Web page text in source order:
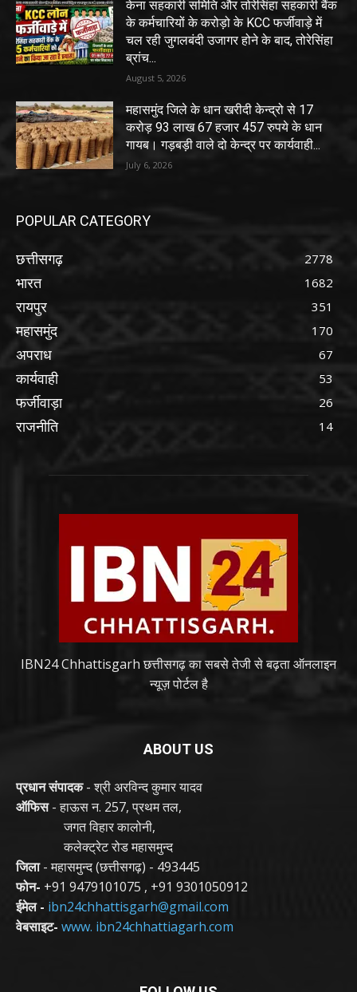
केना सहकारी समिति और तोरेसिंहा सहकारी बैंक
के कर्मचारियों के करोड़ो के KCC फर्जीवाड़े में
चल रही जुगलबंदी उजागर होने के बाद, तोरेसिंहा
ब्रांच...
August 5, 2026
महासमुंद जिले के धान खरीदी केन्द्रो से 17
करोड़ 93 लाख 67 हजार 457 रुपये के धान
गायब। गड़बड़ी वाले दो केन्द्र पर कार्यवाही...
July 6, 2026
POPULAR CATEGORY
छत्तीसगढ़ 2778
भारत 1682
रायपुर 351
महासमुंद 170
अपराध 67
कार्यवाही 53
फर्जीवाड़ा 26
राजनीति 14
IBN24 Chhattisgarh छत्तीसगढ़ का सबसे तेजी से बढ़ता ऑनलाइन
न्यूज़ पोर्टल है
ABOUT US
प्रधान संपादक- श्री अरविन्द कुमार यादव
ऑफिस- हाऊस न. 257, प्रथम तल,
जगत विहार कालोनी,
कलेक्ट्रेट रोड महासमुन्द
जिला- महासमुन्द (छत्तीसगढ़) - 493445
फोन- +91 9479101075 , +91 9301050912
ईमेल - ibn24chhattisgarh@gmail.com
वेबसाइट- www. ibn24chhattiagarh.com